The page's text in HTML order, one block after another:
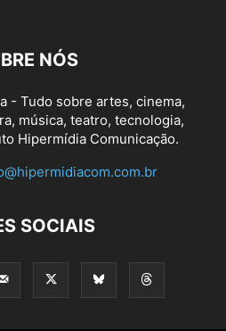
NÓS
- Tudo sobre artes, cinema,
música, teatro, tecnologia,
Hipermídia Comunicação.
SOCIAIS